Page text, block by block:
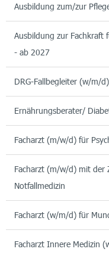
Ausbildung zum/zur
Ausbildung zur
- ab 2027
DRG-Fallbegleiter (w/m/d)
Ernährungsberater/
Facharzt (m/w/d) für
Facharzt (m/w/d) mit der
Notfallmedizin
Facharzt (w/m/d) für
Facharzt Innere Medizin